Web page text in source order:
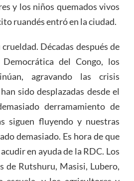
y los niños quemados vivos
ruandés entró en la ciudad.
Décadas después de
del Congo, los
agravando las crisis
sido desplazadas desde el
derramamiento de
siguen fluyendo y nuestras
demasiado. Es hora de que
en ayuda de la RDC. Los
de Rutshuru, Masisi, Lubero,